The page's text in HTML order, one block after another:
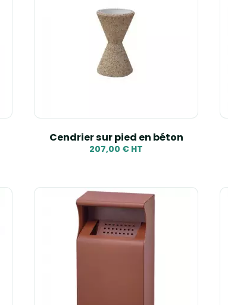
Cendrier sur pied en béton
207,00 € HT